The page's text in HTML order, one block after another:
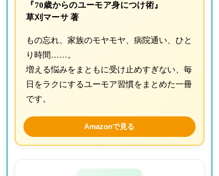
『70歳からのユーモア身につけ術』
草刈マーサ 著
もの忘れ、家族のモヤモヤ、病院通い、ひと
り時間……。
増える悩みをまともに受け止めすぎない、毎
日をラクにするユーモア習慣をまとめた一冊
です。
Amazonで見る